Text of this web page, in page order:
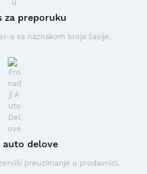
za preporuku
a sa naznakom broja šasije.
auto delove
preuzimanje u prodavnici.